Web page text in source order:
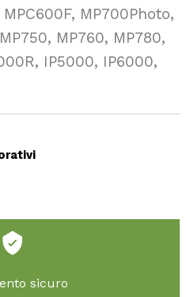
MP700Photo,
MP760, MP780,
IP5000, IP6000,
sicuro